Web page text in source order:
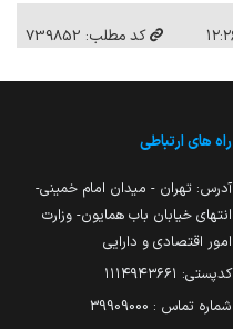
کد مطلب: 739852
راه های ارتباطی
آدرس: تهران - میدان امام خمینی-
انتهای خیابان باب همایون- وزارت
امور اقتصادی و دارایی
کدپستی: ۱۱۱۴۹۴۳۶۶۱
شماره تماس : 39909000